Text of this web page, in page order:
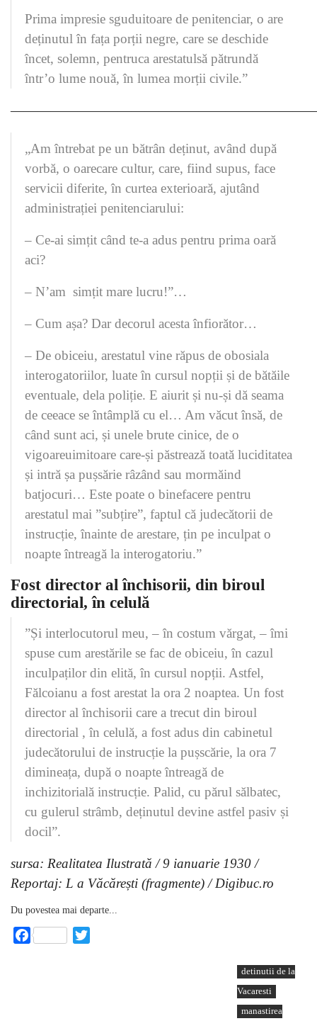
Prima impresie sguduitoare de penitenciar, o are
deținutul în fața porții negre, care se deschide
încet, solemn, pentruca arestatulsă pătrundă
într’o lume nouă, în lumea morții civile.”
„Am întrebat pe un bătrân deținut, având după
vorbă, o oarecare cultur, care, fiind supus, face
servicii diferite, în curtea exterioară, ajutând
administrației penitenciarului:
– Ce-ai simțit când te-a adus pentru prima oară
aci?
– N’am simțit mare lucru!”…
– Cum așa? Dar decorul acesta înfiorător…
– De obiceiu, arestatul vine răpus de obosiala
interogatoriilor, luate în cursul nopții și de bătăile
eventuale, dela poliție. E aiurit și nu-și dă seama
de ceeace se întâmplă cu el… Am văcut însă, de
când sunt aci, și unele brute cinice, de o
vigoareuimitoare care-și păstrează toată luciditatea
și intră șa pușsărie râzând sau mormăind
batjocuri… Este poate o binefacere pentru
arestatul mai ”subțire”, faptul că judecătorii de
instrucție, înainte de arestare, țin pe inculpat o
noapte întreagă la interogatoriu.”
Fost director al închisorii, din biroul
directorial, în celulă
”Și interlocutorul meu, – în costum vărgat, – îmi
spuse cum arestările se fac de obiceiu, în cazul
inculpaților din elită, în cursul nopții. Astfel,
Fălcoianu a fost arestat la ora 2 noaptea. Un fost
director al închisorii care a trecut din biroul
directorial , în celulă, a fost adus din cabinetul
judecătorului de instrucție la pușscărie, la ora 7
dimineața, după o noapte întreagă de
inchizitorială instrucție. Palid, cu părul sălbatec,
cu gulerul strâmb, deținutul devine astfel pasiv și
docil”.
sursa: Realitatea Ilustrată / 9 ianuarie 1930 /
Reportaj: L a Văcărești (fragmente) / Digibuc.ro
Du povestea mai departe...
Facebook
detinutii de la
Vacaresti
manastirea